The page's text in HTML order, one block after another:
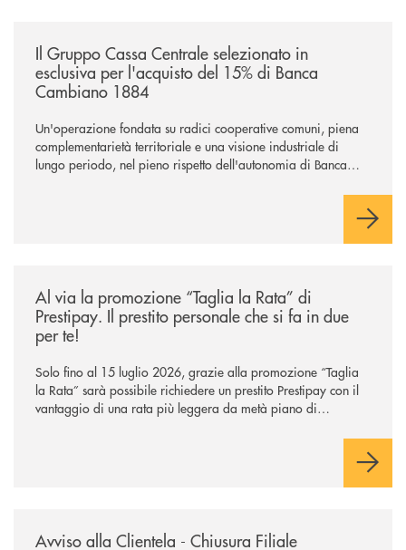
Il Gruppo Cassa Centrale selezionato in
esclusiva per l'acquisto del 15% di Banca
Cambiano 1884
Un'operazione fondata su radici cooperative comuni, piena
complementarietà territoriale e una visione industriale di
lungo periodo, nel pieno rispetto dell'autonomia di Banca
negoziazione esclusiva per la finalizzazione dell’operazione.
Al via la promozione “Taglia la Rata” di
Prestipay. Il prestito personale che si fa in due
per te!
Solo fino al 15 luglio 2026, grazie alla promozione “Taglia
la Rata” sarà possibile richiedere un prestito Prestipay con il
vantaggio di una rata più leggera da metà piano di
Avviso alla Clientela - Chiusura Filiale